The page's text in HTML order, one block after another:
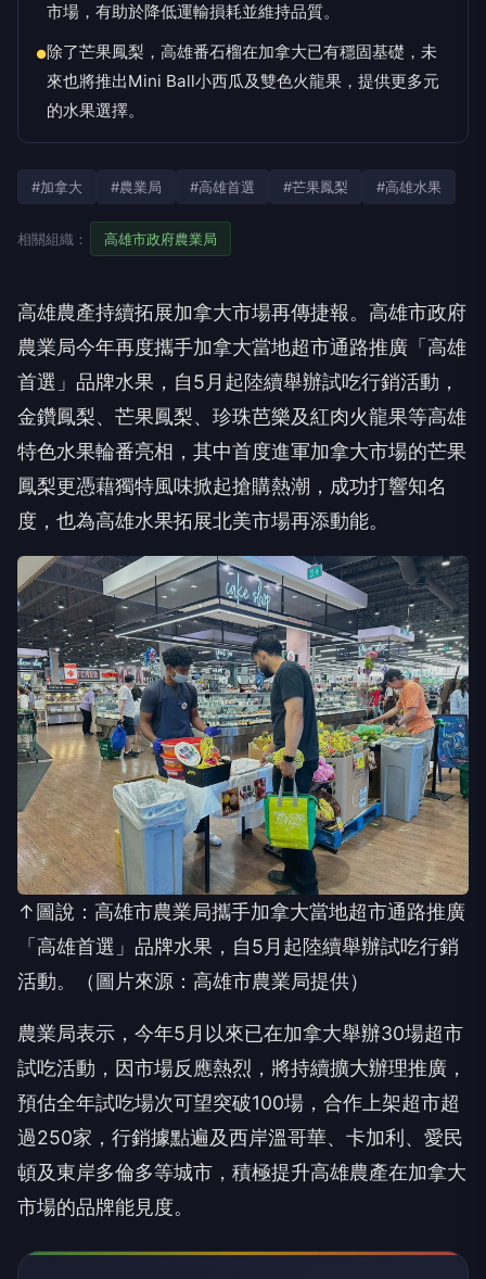
市場，有助於降低運輸損耗並維持品質。
●除了芒果鳳梨，高雄番石榴在加拿大已有穩固基礎，未
來也將推出Mini Ball小西瓜及雙色火龍果，提供更多元
的水果選擇。
#加拿大 #農業局 #高雄首選 #芒果鳳梨 #高雄水果
相關組織： 高雄市政府農業局
高雄農產持續拓展加拿大市場再傳捷報。高雄市政府
農業局今年再度攜手加拿大當地超市通路推廣「高雄
首選」品牌水果，自5月起陸續舉辦試吃行銷活動，
金鑽鳳梨、芒果鳳梨、珍珠芭樂及紅肉火龍果等高雄
特色水果輪番亮相，其中首度進軍加拿大市場的芒果
鳳梨更憑藉獨特風味掀起搶購熱潮，成功打響知名
度，也為高雄水果拓展北美市場再添動能。
↑圖說：高雄市農業局攜手加拿大當地超市通路推廣
「高雄首選」品牌水果，自5月起陸續舉辦試吃行銷
活動。（圖片來源：高雄市農業局提供）
農業局表示，今年5月以來已在加拿大舉辦30場超市
試吃活動，因市場反應熱烈，將持續擴大辦理推廣，
預估全年試吃場次可望突破100場，合作上架超市超
過250家，行銷據點遍及西岸溫哥華、卡加利、愛民
頓及東岸多倫多等城市，積極提升高雄農產在加拿大
市場的品牌能見度。